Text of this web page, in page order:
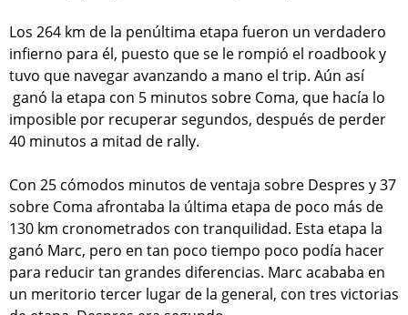
Los 264 km de la penúltima etapa fueron un verdadero
infierno para él, puesto que se le rompió el roadbook y
tuvo que navegar avanzando a mano el trip. Aún así
ganó la etapa con 5 minutos sobre Coma, que hacía lo
imposible por recuperar segundos, después de perder
40 minutos a mitad de rally.
Con 25 cómodos minutos de ventaja sobre Despres y 37
sobre Coma afrontaba la última etapa de poco más de
130 km cronometrados con tranquilidad. Esta etapa la
ganó Marc, pero en tan poco tiempo poco podía hacer
para reducir tan grandes diferencias. Marc acababa en
un meritorio tercer lugar de la general, con tres victorias